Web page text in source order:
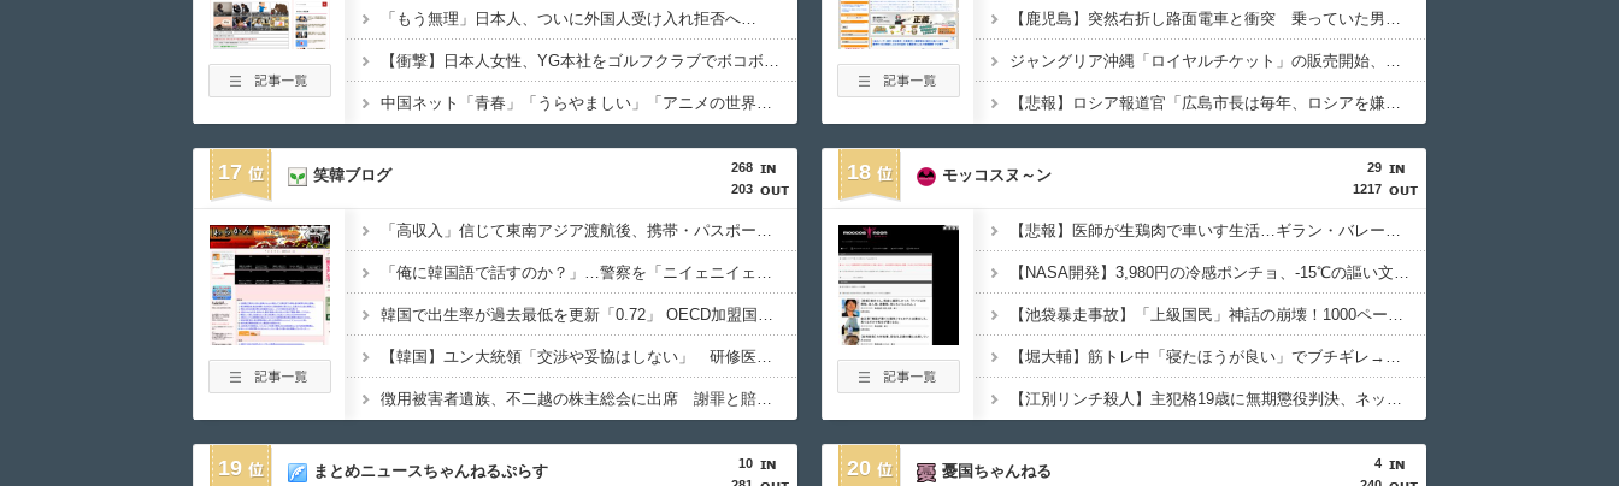
「もう無理」日本人、ついに外国人受け入れ拒否へ…
【衝撃】日本人女性、YG本社をゴルフクラブでボコボコにして現行犯逮捕ｗｗｗ
中国ネット「青春」「うらやましい」「アニメの世界が現実に」
【鹿児島】突然右折し路面電車と衝突 乗っていた男女3人は車を放置しダッシュで逃走中
ジャングリア沖縄「ロイヤルチケット」の販売開始、大人29,700円にｗｗｗｗｗｗｗｗｗ
【悲報】ロシア報道官「広島市長は毎年、ロシアを嫌悪する『偽りの呪文』を繰り返し、日本人をゾンビ化させている」と主張
17
268
203
笑韓ブログ
「高収入」信じて東南アジア渡航後、携帯・パスポート奪われ監禁…韓国人の被害急増
「俺に韓国語で話すのか？」…警察を「ニイェニイェニイェ」とからかう韓国滞在外国人の投稿動画が物議
韓国で出生率が過去最低を更新「0.72」 OECD加盟国で唯一 1を下回る
【韓国】ユン大統領「交渉や妥協はしない」 研修医集団ボイコット受け
徴用被害者遺族、不二越の株主総会に出席 謝罪と賠償求める
18
29
1217
モッコスヌ～ン
【悲報】医師が生鶏肉で車いす生活…ギラン・バレー症候群の恐怖
【NASA開発】3,980円の冷感ポンチョ、-15℃の謳い文句にネット騒然
【池袋暴走事故】「上級国民」神話の崩壊！1000ページの法解釈が明かす不逮捕の真実
【堀大輔】筋トレ中「寝たほうが良い」でブチギレ→器具破壊の瞬間
【江別リンチ殺人】主犯格19歳に無期懲役判決、ネット「死刑でいい」と激怒
19
10
まとめニュースちゃんねるぷらす 20
4
憂国ちゃんねる